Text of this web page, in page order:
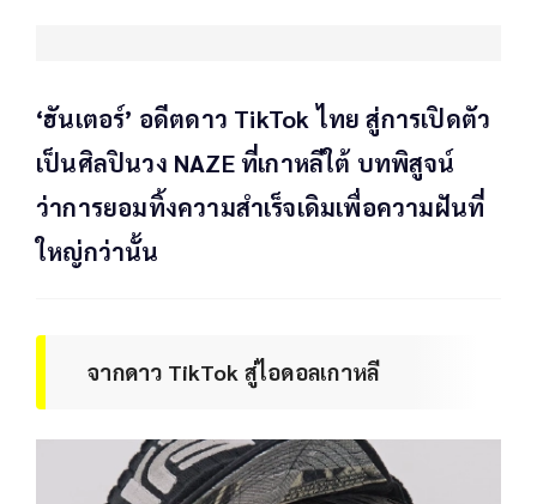
‘ฮันเตอร์’ อดีตดาว TikTok ไทย สู่การเปิดตัว
เป็นศิลปินวง NAZE ที่เกาหลีใต้ บทพิสูจน์
ว่าการยอมทิ้งความสำเร็จเดิมเพื่อความฝันที่
ใหญ่กว่านั้น
จากดาว TikTok สู่ไอดอลเกาหลี